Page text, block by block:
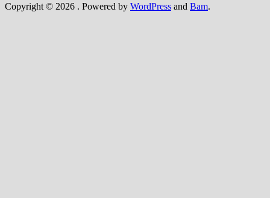
Copyright © 2026 . Powered by WordPress and Bam.